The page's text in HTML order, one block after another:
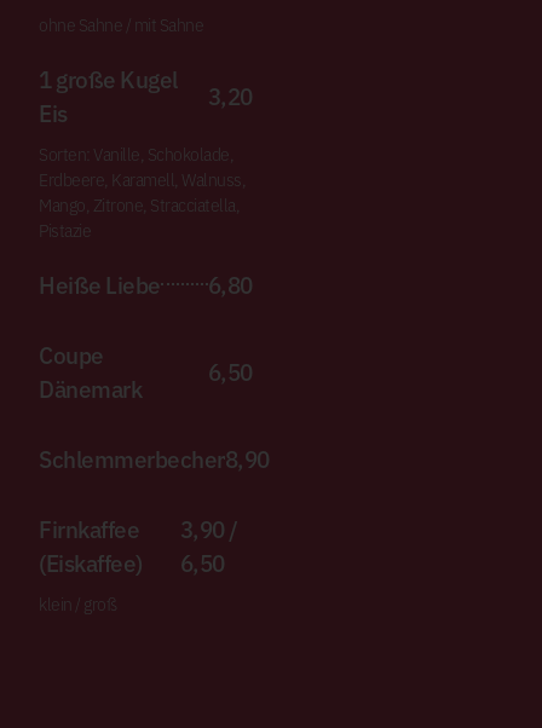
ohne Sahne / mit Sahne
1 große Kugel
Eis
3,20
Sorten: Vanille, Schokolade,
Erdbeere, Karamell, Walnuss,
Mango, Zitrone, Stracciatella,
Pistazie
Heiße Liebe 6,80
Coupe
Dänemark
6,50
Schlemmerbecher8,90
Firnkaffee
(Eiskaffee)
3,90 /
6,50
klein / groß